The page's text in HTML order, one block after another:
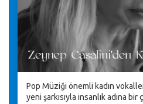
Pop Müziği önemli kadın
yeni şarkısıyla insanlık adına bir